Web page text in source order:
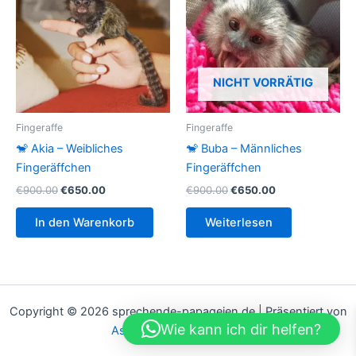
Fingeraffe
🐒 Akia – Weibliches
Fingeräffchen
€900.00Ursprünglicher
war:
€900.00
€650.00Aktueller
ist:
€650.00.
In den Warenkorb
NICHT VORRÄTIG
Fingeraffe
🐒 Buba – Männliches
Fingeräffchen
€900.00Ursprünglicher
war:
€900.00
€650.00Aktueller
Weiterlesen
Copyright © 2026 sprechende-papageien.de | Präsentiert von
Astra-WordPress-Theme
Wie kann ich dir helfen?